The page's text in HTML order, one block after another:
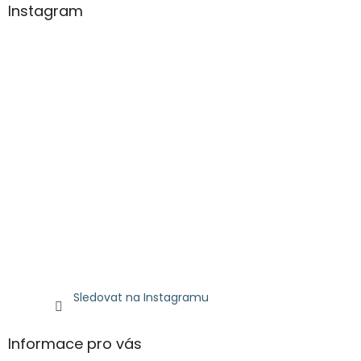
Instagram
Sledovat na Instagramu
Informace pro vás